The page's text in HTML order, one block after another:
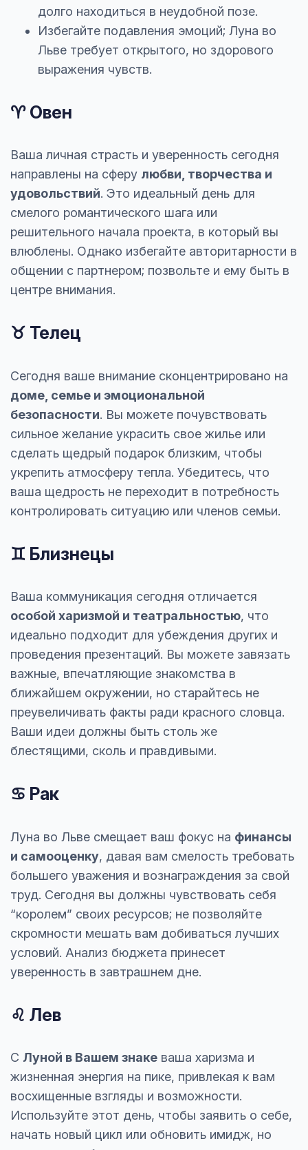
долго находиться в неудобной позе.
Избегайте подавления эмоций; Луна во
Льве требует открытого, но здорового
выражения чувств.
♈ Овен
Ваша личная страсть и уверенность сегодня
направлены на сферу любви, творчества и
удовольствий. Это идеальный день для
смелого романтического шага или
решительного начала проекта, в который вы
влюблены. Однако избегайте авторитарности в
общении с партнером; позвольте и ему быть в
центре внимания.
♉ Телец
Сегодня ваше внимание сконцентрировано на
доме, семье и эмоциональной
безопасности. Вы можете почувствовать
сильное желание украсить свое жилье или
сделать щедрый подарок близким, чтобы
укрепить атмосферу тепла. Убедитесь, что
ваша щедрость не переходит в потребность
контролировать ситуацию или членов семьи.
♊ Близнецы
Ваша коммуникация сегодня отличается
особой харизмой и театральностью, что
идеально подходит для убеждения других и
проведения презентаций. Вы можете завязать
важные, впечатляющие знакомства в
ближайшем окружении, но старайтесь не
преувеличивать факты ради красного словца.
Ваши идеи должны быть столь же
блестящими, сколь и правдивыми.
♋ Рак
Луна во Льве смещает ваш фокус на финансы
и самооценку, давая вам смелость требовать
большего уважения и вознаграждения за свой
труд. Сегодня вы должны чувствовать себя
“королем” своих ресурсов; не позволяйте
скромности мешать вам добиваться лучших
условий. Анализ бюджета принесет
уверенность в завтрашнем дне.
♌ Лев
С Луной в Вашем знаке ваша харизма и
жизненная энергия на пике, привлекая к вам
восхищенные взгляды и возможности.
Используйте этот день, чтобы заявить о себе,
начать новый цикл или обновить имидж, но